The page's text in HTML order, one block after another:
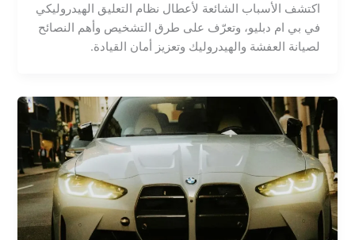
اكتشف الأسباب الشائعة لأعطال نظام التعليق الهيدروليكي
في بي ام دبليو، وتعرّف على طرق التشخيص وأهم النصائح
لصيانة العفشة والهيدروليك وتعزيز أمان القيادة.